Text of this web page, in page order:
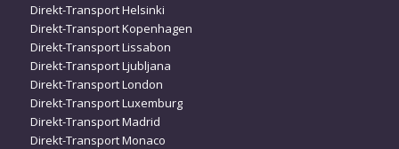
Direkt-Transport Helsinki
Direkt-Transport Kopenhagen
Direkt-Transport Lissabon
Direkt-Transport Ljubljana
Direkt-Transport London
Direkt-Transport Luxemburg
Direkt-Transport Madrid
Direkt-Transport Monaco